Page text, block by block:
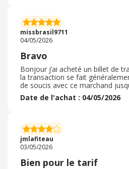
que parmis plusieurs marchand il est le meilleur c’est
mon avis et j’ai eu recours à une
missbrasil9711
04/05/2026
Bravo
Bonjour j’ai acheté un billet de
la transaction se fait
de soucis avec ce marchand
est assez compétitif on peut planifier ses jours et
regarder sur plusieurs mois et réserver sans qu’il est de
que parmis plusieurs marchand il est le meilleur c’est
mon avis et j’ai eu recours à une
Date de l'achat : 04/05/2026
jmlafiteau
03/05/2026
Bien pour le tarif